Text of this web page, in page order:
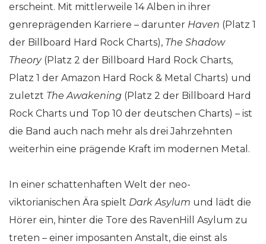
erscheint. Mit mittlerweile 14 Alben in ihrer
genreprägenden Karriere – darunter Haven (Platz 1
der Billboard Hard Rock Charts), The Shadow
Theory(Platz 2 der Billboard Hard Rock Charts,
Platz 1 der Amazon Hard Rock & Metal Charts) und
zuletzt The Awakening (Platz 2 der Billboard Hard
Rock Charts und Top 10 der deutschen Charts) – ist
die Band auch nach mehr als drei Jahrzehnten
weiterhin eine prägende Kraft im modernen Metal.
In einer schattenhaften Welt der neo-
viktorianischen Ära spielt Dark Asylum und lädt die
Hörer ein, hinter die Tore des RavenHill Asylum zu
treten – einer imposanten Anstalt, die einst als